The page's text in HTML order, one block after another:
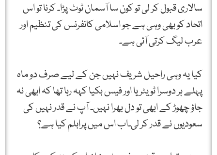
سالاری قبول کر لی تو کون سا آسمان ٹوٹ پڑا۔ کرنا تو اس
اتحاد کو بھی وہی ہے جو اسلامی کانفرنس کی تنظیم اور
عرب لیگ کرتی آئی ہے۔
کیا یہ وہی راحیل شریف نہیں جن کے لیے صرف دو ماہ
پہلے ہر دوسرا ٹویٹریا اور فیس بکیا کہہ رہا تھا کہ ابھی نہ
جاؤ چھوڑ کے ابھی تو دل بھرا نہیں۔ آپ نے قدر نہیں کی
سعودیوں نے قدر کر لی۔اب اس میں پرابلم کیا ہے؟